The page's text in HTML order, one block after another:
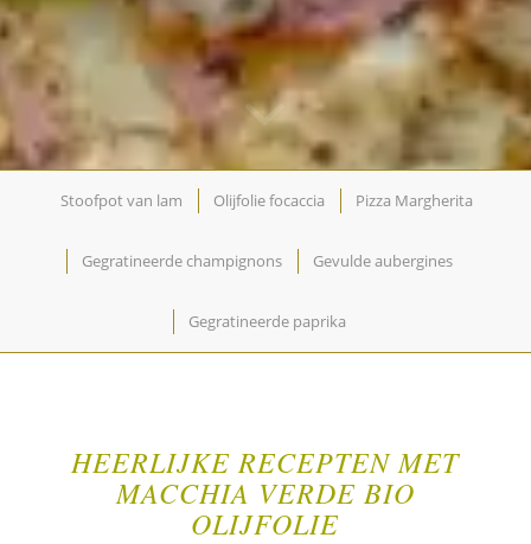
Stoofpot van lam Olijfolie focaccia Pizza Margherita
Gegratineerde champignons Gevulde aubergines
Gegratineerde paprika
HEERLIJKE RECEPTEN MET
MACCHIA VERDE BIO
OLIJFOLIE